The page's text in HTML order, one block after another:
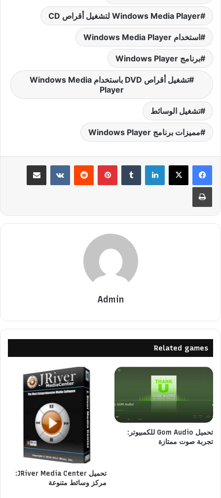
Windows Media Player لتشغيل أقراص CD
استخدام Windows Media Player
برنامج Windows Player
تشغيل أقراص DVD باستخدام Windows Media
Player
تشغيل الوسائط
مميزات برنامج Windows Player
لينكدإن بينتيريست مشاركة عبر البريد
طباعة
Admin
Related games
تحميل Gom Audio للكمبيوتر:
تجربة صوت ممتازة
تحميل JRiver Media Center:
مركز وسائط متنوعة